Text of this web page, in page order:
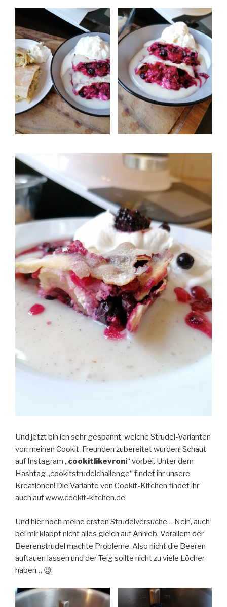
Und jetzt bin ich sehr gespannt, welche Strudel-Varianten
von meinen Cookit-Freunden zubereitet wurden! Schaut
auf Instagram „cookitlikevroni“ vorbei. Unter dem
Hashtag „cookitstrudelchallenge“ findet ihr unsere
Kreationen! Die Variante von Cookit-Kitchen findet ihr
auch auf www.cookit-kitchen.de
Und hier noch meine ersten Strudelversuche… Nein, auch
bei mir klappt nicht alles gleich auf Anhieb. Vorallem der
Beerenstrudel machte Probleme. Also nicht die Beeren
auftauen lassen und der Teig sollte nicht zu viele Löcher
haben… 😉